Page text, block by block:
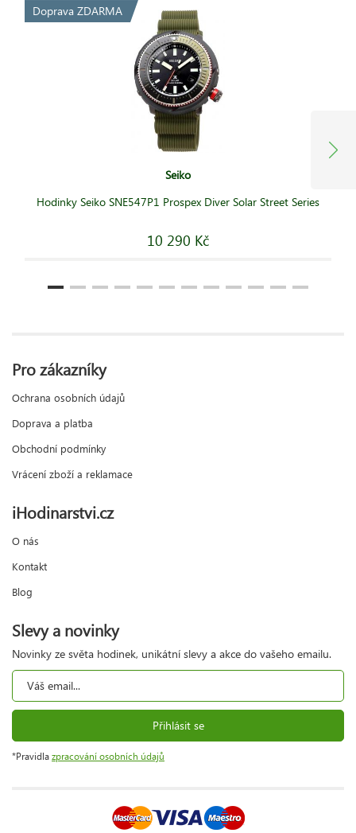
Doprava ZDARMA
Seiko
Hodinky Seiko SNE547P1 Prospex Diver Solar Street Series
10 290 Kč
Pro zákazníky
Ochrana osobních údajů
Doprava a platba
Obchodní podmínky
Vrácení zboží a reklamace
iHodinarstvi.cz
O nás
Kontakt
Blog
Slevy a novinky
Novinky ze světa hodinek, unikátní slevy a akce do vašeho emailu.
Přihlásit se
*Pravidla zpracování osobních údajů